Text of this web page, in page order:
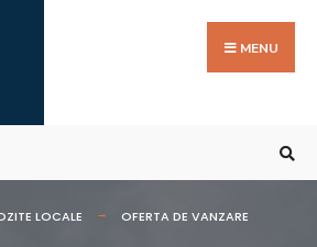
MENU
LOCALE
OFERTA DE VANZARE